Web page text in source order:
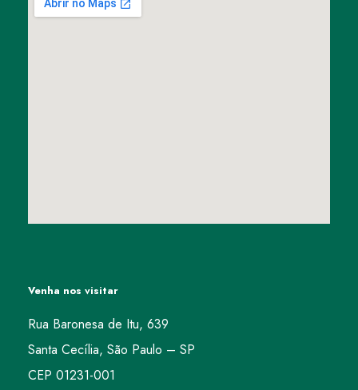
Venha nos visitar
Rua Baronesa de Itu, 639
Santa Cecília, São Paulo – SP
CEP 01231-001